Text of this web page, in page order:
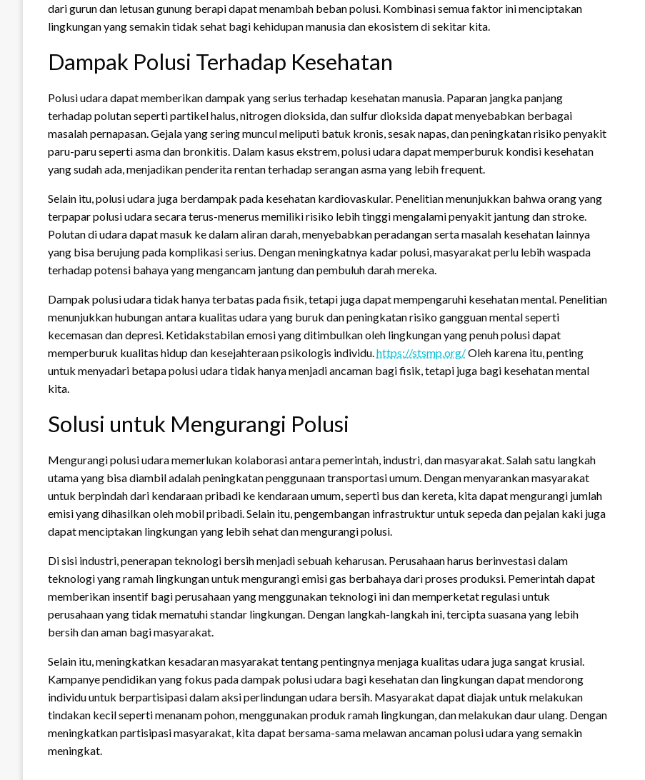
dari gurun dan letusan gunung berapi dapat menambah beban polusi. Kombinasi semua faktor ini menciptakan
lingkungan yang semakin tidak sehat bagi kehidupan manusia dan ekosistem di sekitar kita.
Dampak Polusi Terhadap Kesehatan
Polusi udara dapat memberikan dampak yang serius terhadap kesehatan manusia. Paparan jangka panjang
terhadap polutan seperti partikel halus, nitrogen dioksida, dan sulfur dioksida dapat menyebabkan berbagai
masalah pernapasan. Gejala yang sering muncul meliputi batuk kronis, sesak napas, dan peningkatan risiko penyakit
paru-paru seperti asma dan bronkitis. Dalam kasus ekstrem, polusi udara dapat memperburuk kondisi kesehatan
yang sudah ada, menjadikan penderita rentan terhadap serangan asma yang lebih frequent.
Selain itu, polusi udara juga berdampak pada kesehatan kardiovaskular. Penelitian menunjukkan bahwa orang yang
terpapar polusi udara secara terus-menerus memiliki risiko lebih tinggi mengalami penyakit jantung dan stroke.
Polutan di udara dapat masuk ke dalam aliran darah, menyebabkan peradangan serta masalah kesehatan lainnya
yang bisa berujung pada komplikasi serius. Dengan meningkatnya kadar polusi, masyarakat perlu lebih waspada
terhadap potensi bahaya yang mengancam jantung dan pembuluh darah mereka.
Dampak polusi udara tidak hanya terbatas pada fisik, tetapi juga dapat mempengaruhi kesehatan mental. Penelitian
menunjukkan hubungan antara kualitas udara yang buruk dan peningkatan risiko gangguan mental seperti
kecemasan dan depresi. Ketidakstabilan emosi yang ditimbulkan oleh lingkungan yang penuh polusi dapat
memperburuk kualitas hidup dan kesejahteraan psikologis individu.https://stsmp.org/Oleh karena itu, penting
untuk menyadari betapa polusi udara tidak hanya menjadi ancaman bagi fisik, tetapi juga bagi kesehatan mental
kita.
Solusi untuk Mengurangi Polusi
Mengurangi polusi udara memerlukan kolaborasi antara pemerintah, industri, dan masyarakat. Salah satu langkah
utama yang bisa diambil adalah peningkatan penggunaan transportasi umum. Dengan menyarankan masyarakat
untuk berpindah dari kendaraan pribadi ke kendaraan umum, seperti bus dan kereta, kita dapat mengurangi jumlah
emisi yang dihasilkan oleh mobil pribadi. Selain itu, pengembangan infrastruktur untuk sepeda dan pejalan kaki juga
dapat menciptakan lingkungan yang lebih sehat dan mengurangi polusi.
Di sisi industri, penerapan teknologi bersih menjadi sebuah keharusan. Perusahaan harus berinvestasi dalam
teknologi yang ramah lingkungan untuk mengurangi emisi gas berbahaya dari proses produksi. Pemerintah dapat
memberikan insentif bagi perusahaan yang menggunakan teknologi ini dan memperketat regulasi untuk
perusahaan yang tidak mematuhi standar lingkungan. Dengan langkah-langkah ini, tercipta suasana yang lebih
bersih dan aman bagi masyarakat.
Selain itu, meningkatkan kesadaran masyarakat tentang pentingnya menjaga kualitas udara juga sangat krusial.
Kampanye pendidikan yang fokus pada dampak polusi udara bagi kesehatan dan lingkungan dapat mendorong
individu untuk berpartisipasi dalam aksi perlindungan udara bersih. Masyarakat dapat diajak untuk melakukan
tindakan kecil seperti menanam pohon, menggunakan produk ramah lingkungan, dan melakukan daur ulang. Dengan
meningkatkan partisipasi masyarakat, kita dapat bersama-sama melawan ancaman polusi udara yang semakin
meningkat.